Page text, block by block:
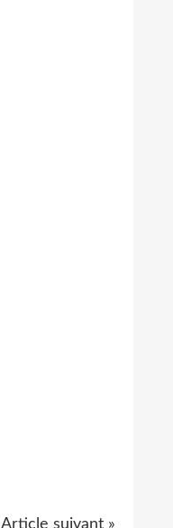
Article suivant »